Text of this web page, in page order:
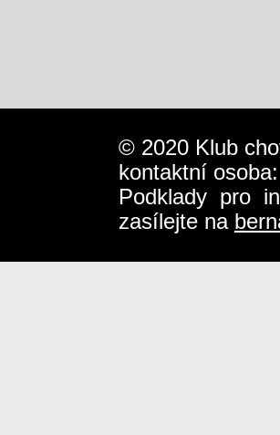
© 2020 Klub
kontaktní
Podklady pro
zasílejte na